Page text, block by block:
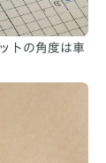
トの角度は車